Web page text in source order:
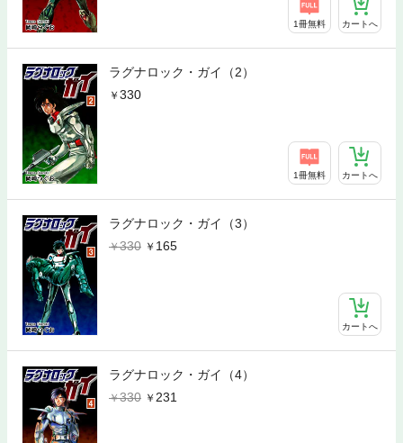
1冊無料 カートへ
ラグナロック・ガイ（2）
330
1冊無料 カートへ
ラグナロック・ガイ（3）
330
165
カートへ
ラグナロック・ガイ（4）
330
231